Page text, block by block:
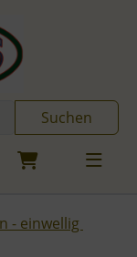
Suchen
- einwellig